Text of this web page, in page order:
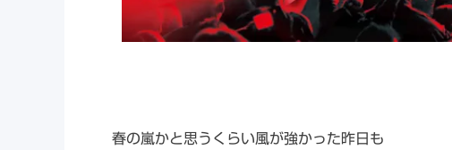
春の嵐かと思うくらい風が強かった昨日も